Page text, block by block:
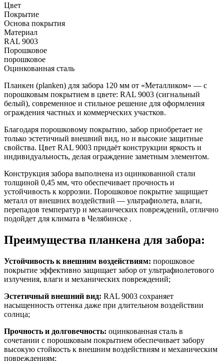
Цвет
Покрытие
Основа покрытия
Материал
RAL 9003
Порошковое
порошковое
Оцинкованная сталь
Планкен (planken) для забора 120 мм от «Металликом» — с
порошковым покрытием в цвете: RAL 9003 (сигнальный
белый), современное и стильное решение для оформления
ограждения частных и коммерческих участков.
Благодаря порошковому покрытию, забор приобретает не
только эстетичный внешний вид, но и высокие защитные
свойства. Цвет RAL 9003 придаёт конструкции яркость и
индивидуальность, делая ограждение заметным элементом.
Конструкция забора выполнена из оцинкованной стали
толщиной 0,45 мм, что обеспечивает прочность и
устойчивость к коррозии. Порошковое покрытие защищает
металл от внешних воздействий — ультрафиолета, влаги,
перепадов температур и механических повреждений, отлично
подойдет для климата в Челябинске .
Преимущества планкена для забора:
Устойчивость к внешним воздействиям: порошковое
покрытие эффективно защищает забор от ультрафиолетового
излучения, влаги и механических повреждений;
Эстетичный внешний вид: RAL 9003 сохраняет
насыщенность оттенка даже при длительном воздействии
солнца;
Прочность и долговечность: оцинкованная сталь в
сочетании с порошковым покрытием обеспечивает забору
высокую стойкость к внешним воздействиям и механическим
повреждениям;